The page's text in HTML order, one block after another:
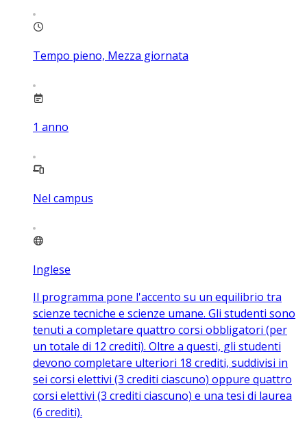
Tempo pieno, Mezza giornata
1 anno
Nel campus
Inglese
Il programma pone l'accento su un equilibrio tra
scienze tecniche e scienze umane. Gli studenti sono
tenuti a completare quattro corsi obbligatori (per
un totale di 12 crediti). Oltre a questi, gli studenti
devono completare ulteriori 18 crediti, suddivisi in
sei corsi elettivi (3 crediti ciascuno) oppure quattro
corsi elettivi (3 crediti ciascuno) e una tesi di laurea
(6 crediti).